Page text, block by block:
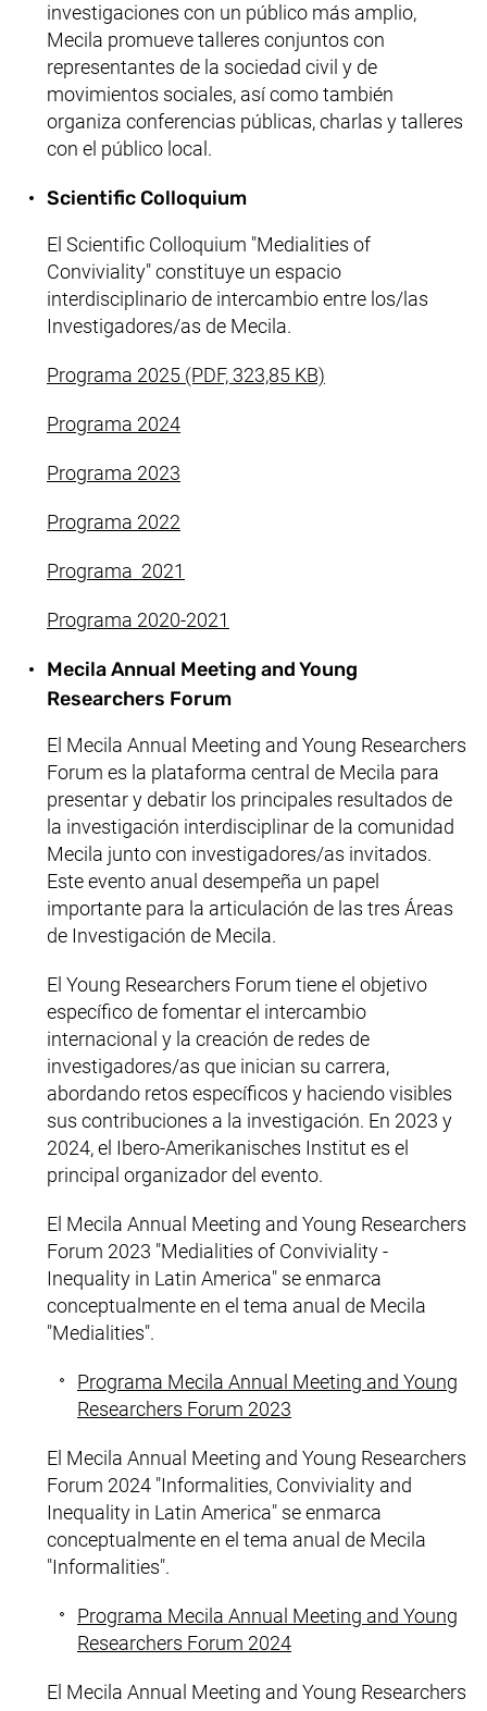
investigaciones con un público más amplio,
Mecila promueve talleres conjuntos con
representantes de la sociedad civil y de
movimientos sociales, así como también
organiza conferencias públicas, charlas y talleres
con el público local.
Scientific Colloquium
El Scientific Colloquium "Medialities of
Conviviality" constituye un espacio
interdisciplinario de intercambio entre los/las
Investigadores/as de Mecila.
Programa 2025 (PDF, 323,85 KB)
Programa 2024
Programa 2023
Programa 2022
Programa 2021
Programa 2020-2021
Mecila Annual Meeting and Young
Researchers Forum
El Mecila Annual Meeting and Young Researchers
Forum es la plataforma central de Mecila para
presentar y debatir los principales resultados de
la investigación interdisciplinar de la comunidad
Mecila junto con investigadores/as invitados.
Este evento anual desempeña un papel
importante para la articulación de las tres Áreas
de Investigación de Mecila.
El Young Researchers Forum tiene el objetivo
específico de fomentar el intercambio
internacional y la creación de redes de
investigadores/as que inician su carrera,
abordando retos específicos y haciendo visibles
sus contribuciones a la investigación. En 2023 y
2024, el Ibero-Amerikanisches Institut es el
principal organizador del evento.
El Mecila Annual Meeting and Young Researchers
Forum 2023 "Medialities of Conviviality -
Inequality in Latin America" se enmarca
conceptualmente en el tema anual de Mecila
"Medialities".
Programa Mecila Annual Meeting and Young
Researchers Forum 2023
El Mecila Annual Meeting and Young Researchers
Forum 2024 "Informalities, Conviviality and
Inequality in Latin America" se enmarca
conceptualmente en el tema anual de Mecila
"Informalities".
Programa Mecila Annual Meeting and Young
Researchers Forum 2024
El Mecila Annual Meeting and Young Researchers